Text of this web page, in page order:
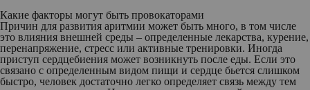
Какие факторы могут быть провокаторами
Причин для развития аритмии может быть много, в том числе
это влияния внешней среды – определенные лекарства, курение,
перенапряжение, стресс или активные тренировки. Иногда
приступ сердцебиения может возникнуть после еды. Если это
связано с определенным видом пищи и сердце бьется слишком
быстро, человек достаточно легко определяет связь между тем